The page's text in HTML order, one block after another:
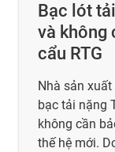
Bạc lót
và không
cẩu RTG
Nhà sản
bạc tải nặng
không cần
thế hệ mới.